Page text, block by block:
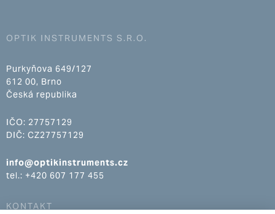
OPTIK INSTRUMENTS S.R.O.
Purkyňova 649/127
612 00, Brno
Česká republika
IČO: 27757129
DIČ: CZ27757129
info@optikinstruments.cz
tel.: +420 607 177 455
KONTAKT